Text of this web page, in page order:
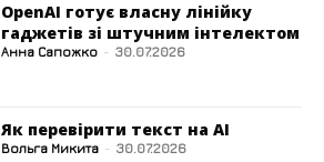
OpenAI готує власну лінійку
гаджетів зі штучним інтелектом
Анна Сапожко - 30.07.2026
Як перевірити текст на AI
Вольга Микита - 30.07.2026